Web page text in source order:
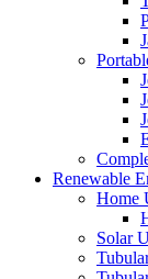
Renewable
Home
Solar